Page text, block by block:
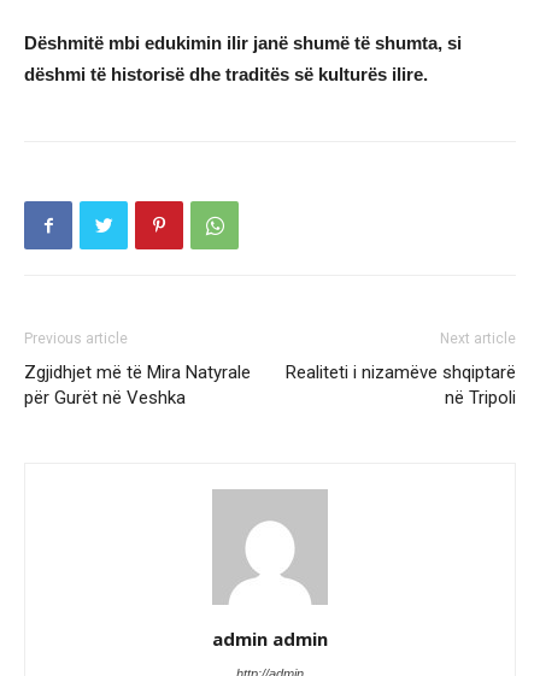
Dëshmitë mbi edukimin ilir janë shumë të shumta, si
dëshmi të historisë dhe traditës së kulturës ilire.
Previous article
Zgjidhjet më të Mira Natyrale
për Gurët në Veshka
Next article
Realiteti i nizamëve shqiptarë
në Tripoli
admin admin